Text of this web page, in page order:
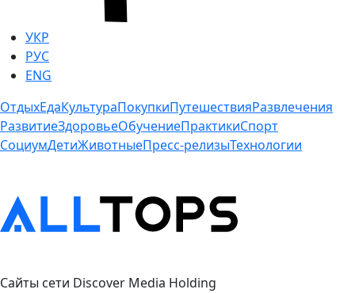
УКР
РУС
ENG
ОтдыхЕдаКультураПокупкиПутешествияРазвлечения
РазвитиеЗдоровьеОбучениеПрактикиСпорт
СоциумДетиЖивотныеПресс-релизыТехнологии
Сайты сети Discover Media Holding